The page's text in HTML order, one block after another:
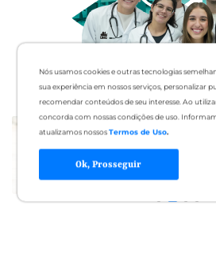
Nós usamos cookies e outras tecnologias
sua experiência em nossos serviços, personalizar
recomendar conteúdos de seu interesse. Ao
concorda com nossas condições de uso.
atualizamos nossosTermos de Uso.
Ok, Prosseguir